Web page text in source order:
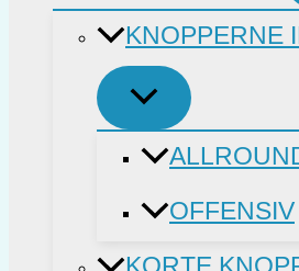
KNOPPERNE
OFFENSIV